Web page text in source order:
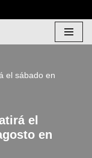
el sábado en
el
en